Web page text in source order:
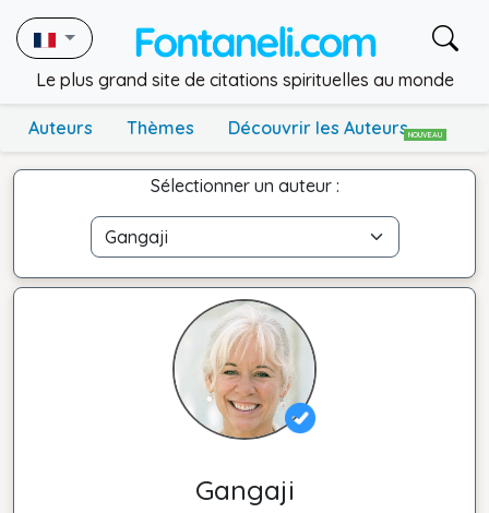
Le plus grand site de citations spirituelles au monde
Auteurs Thèmes Découvrir les AuteursNOUVEAU
Sélectionner un auteur :
Gangaji